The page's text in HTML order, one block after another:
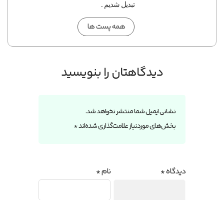
تبدیل شدیم .
همه پست ها
دیدگاهتان را بنویسید
نشانی ایمیل شما منتشر نخواهد شد.
بخش‌های موردنیاز علامت‌گذاری شده‌اند*
دیدگاه* نام*